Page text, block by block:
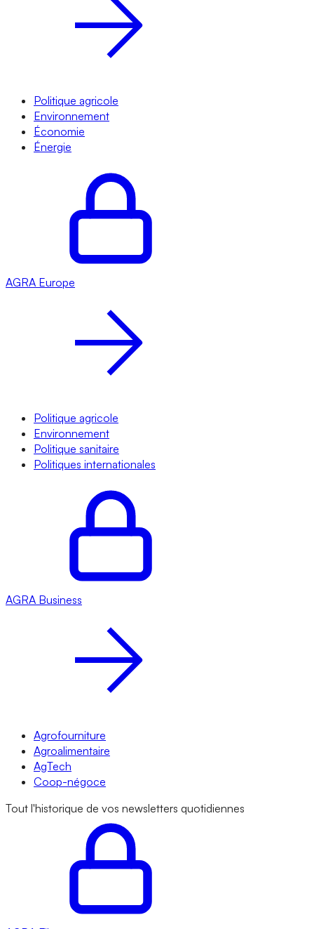
Politique agricole
Environnement
Économie
Énergie
AGRA Europe
Politique agricole
Environnement
Politique sanitaire
Politiques internationales
AGRA Business
Agrofourniture
Agroalimentaire
AgTech
Coop-négoce
Tout l'historique de vos newsletters quotidiennes